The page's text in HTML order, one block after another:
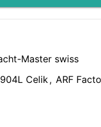
Master swiss
904L Celik , ARF